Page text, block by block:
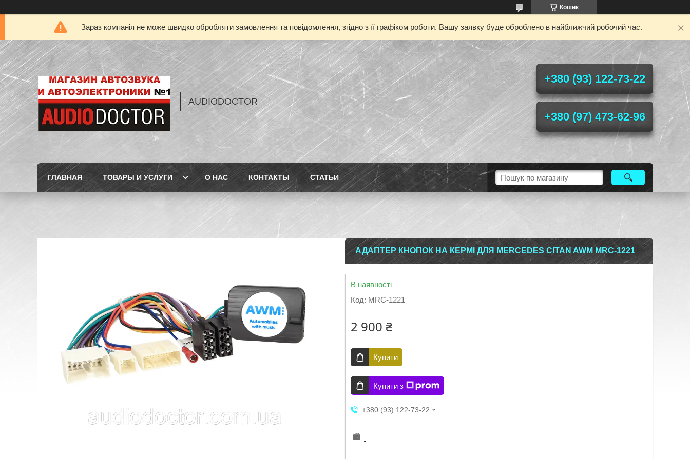
Кошик
Зараз компанія не може швидко обробляти замовлення та повідомлення, згідно з її графіком роботи. Вашу заявку буде оброблено в найближчий робочий час.
AUDIODOCTOR
+380 (93) 122-73-22
+380 (97) 473-62-96
ГЛАВНАЯ ТОВАРЫ И УСЛУГИ О НАС КОНТАКТЫ СТАТЬИ
АДАПТЕР КНОПОК НА КЕРМІ ДЛЯ MERCEDES CITAN AWM MRC-1221
В наявності
Код: MRC-1221
2 900 ₴
Купити
Купити з
+380 (93) 122-73-22